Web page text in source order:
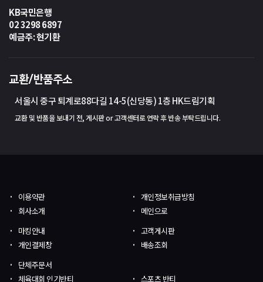
KB국민은행
02 3298 6897
예금주: 현기환
교환/반품주소
서울시 중구 퇴계로88다길 14-5(신당동) 1층 HK드림기획
교환 및 반품을 보내기 전, 게시판 or 고객센터로 연락 후 반송 부탁드립니다.
이용약관
개인정보취급방침
회사소개
메인으로
마킹안내
고객게시판
개인결제창
배송조회
단체주문서
체육대회 인기반티
스포츠 반티